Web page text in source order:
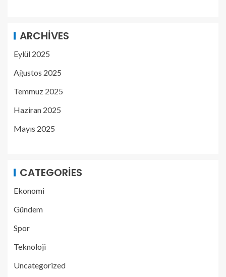
ARCHIVES
Eylül 2025
Ağustos 2025
Temmuz 2025
Haziran 2025
Mayıs 2025
CATEGORIES
Ekonomi
Gündem
Spor
Teknoloji
Uncategorized